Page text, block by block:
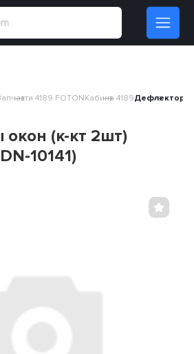
4189 FOTONКабина 4189Дефлекторы
(к-кт 2шт)
10141)